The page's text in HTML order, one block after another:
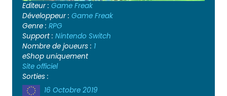
Editeur : Game Freak
Développeur : Game Freak
Genre : RPG
Support : Nintendo Switch
Nombre de joueurs : 1
eShop uniquement
Site officiel
Sorties :
16 Octobre 2019